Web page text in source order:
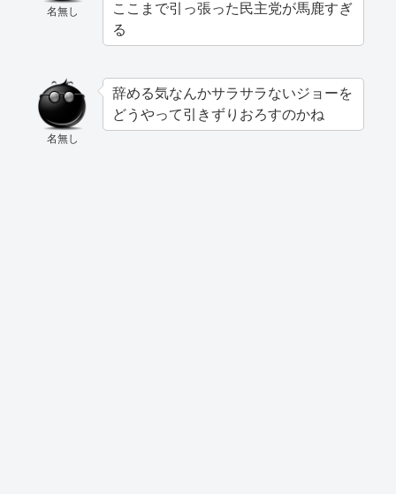
名無し
ここまで引っ張った民主党が馬鹿すぎ
る
名無し
辞める気なんかサラサラないジョーを
どうやって引きずりおろすのかね